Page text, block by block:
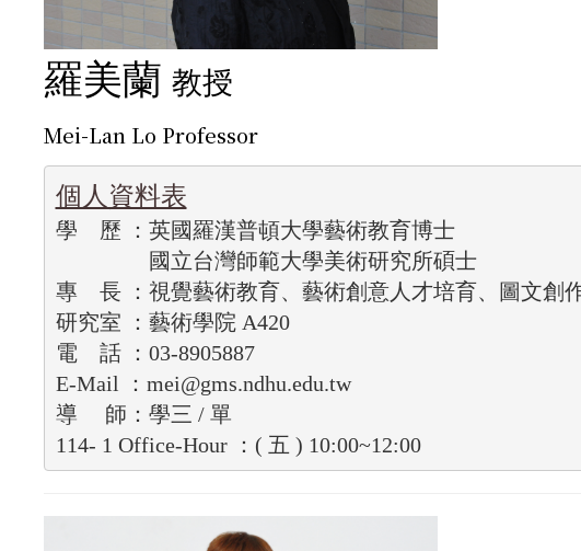
羅美蘭 教授
Mei-Lan Lo Professor
學    歷 ：英國羅漢普頓大學藝術教育博士
                 國立台灣師範大學美術研究所碩士
專    長 ：視覺藝術教育、藝術創意人才培育、圖文創
研究室 ：藝術學院 A420
電    話 ：03-8905887
E-Mail ： mei@gms.ndhu.edu.tw
114- 1 Office-Hour ：( 五 ) 10:00~12:00